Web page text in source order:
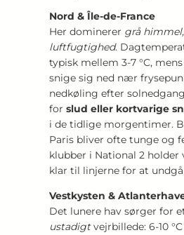
Nord & Île-de-France
Her dominerer grå
luftfugtighed.
typisk mellem 3-7 °C,
snige sig ned nær
nedkøling efter
for slud eller kortvarige
i de tidlige morgentimer.
Paris bliver ofte tunge og
klubber i National 2
klar til linjerne for at
Vestkysten &
Det lunere hav sørger for
ustadigtvejrbillede: 6-10